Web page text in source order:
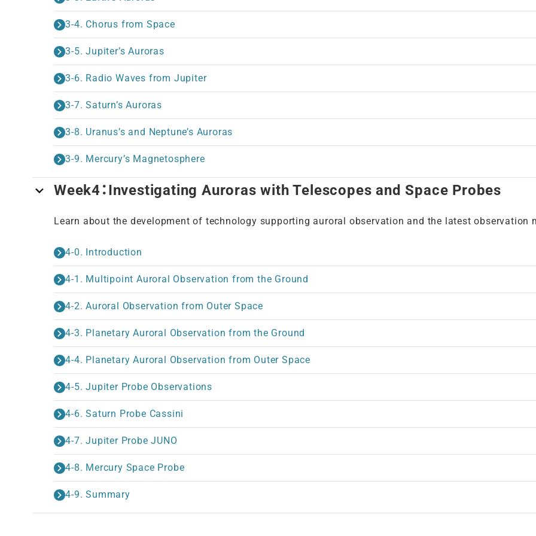
3-4. Chorus from Space
3-5. Jupiter’s Auroras
3-6. Radio Waves from Jupiter
3-7. Saturn’s Auroras
3-8. Uranus’s and Neptune’s Auroras
3-9. Mercury’s Magnetosphere
Week4：Investigating Auroras with Telescopes and Space Probes
Learn about the development of technology supporting auroral observation and the latest observation
4-0. Introduction
4-1. Multipoint Auroral Observation from the Ground
4-2. Auroral Observation from Outer Space
4-3. Planetary Auroral Observation from the Ground
4-4. Planetary Auroral Observation from Outer Space
4-5. Jupiter Probe Observations
4-6. Saturn Probe Cassini
4-7. Jupiter Probe JUNO
4-8. Mercury Space Probe
4-9. Summary